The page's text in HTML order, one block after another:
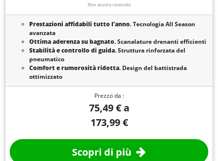
Non ancora recensito
Prestazioni affidabili tutto l’anno. Tecnologia All Season
avanzata
Ottima aderenza su bagnato. Scanalature drenanti efficienti
Stabilità e controllo di guida. Struttura rinforzata del
pneumatico
Comfort e rumorosità ridotta. Design del battistrada
ottimizzato
Prezzo da :
75,49 € a
173,99 €
Scopri di più